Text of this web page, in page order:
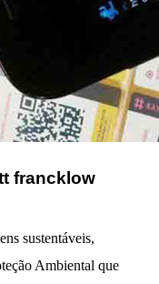
francklow
sustentáveis,
Ambiental que